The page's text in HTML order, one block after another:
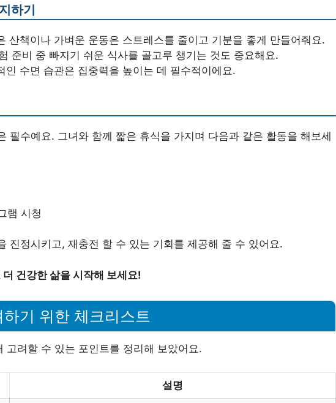
하기
산책이나 가벼운 운동은 스트레스를 줄이고 기분을 좋게 만들어줘요.
준비 중 빠지기 쉬운 식사를 골고루 챙기는 것도 중요해요.
인 수면 습관은 집중력을 높이는 데 필수적이에요.
필수예요. 그녀와 함께 짧은 휴식을 가지며 다음과 같은 활동을 해보세
램 시청
진정시키고, 재충전 할 수 있는 기회를 제공해 줄 수 있어요.
건강한 삶을 시작해 보세요!
기 위한 체크리스트
고려할 수 있는 포인트를 정리해 보았어요.
설명